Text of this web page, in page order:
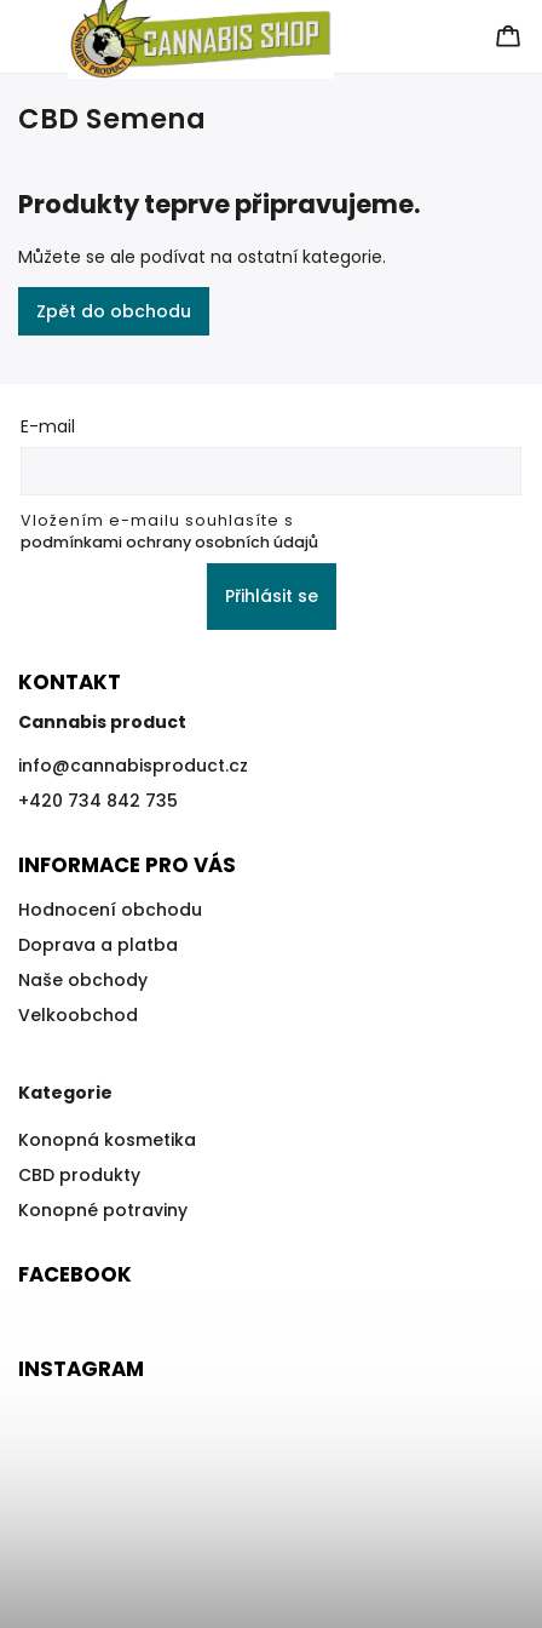
CBD Semena
Produkty teprve připravujeme.
Můžete se ale podívat na ostatní kategorie.
Zpět do obchodu
E-mail
Vložením e-mailu souhlasíte s
podmínkami ochrany osobních údajů
Přihlásit se
KONTAKT
Cannabis product
info@cannabisproduct.cz
+420 734 842 735
INFORMACE PRO VÁS
Hodnocení obchodu
Doprava a platba
Naše obchody
Velkoobchod
Kategorie
Konopná kosmetika
CBD produkty
Konopné potraviny
FACEBOOK
INSTAGRAM